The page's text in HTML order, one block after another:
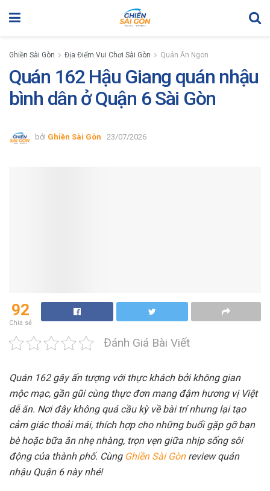
Ghiền Sài Gòn Địa Điểm Vui Chơi Sài Gòn Quán Ăn Ngon
Quán 162 Hậu Giang quán nhậu
bình dân ở Quận 6 Sài Gòn
bởi Ghiền Sài Gòn 23/07/2026
92
Chia sẻ
Đánh Giá Bài Viết
Quán 162 gây ấn tượng với thực khách bởi không gian
mộc mạc, gần gũi cùng thực đơn mang đậm hương vị Việt
dễ ăn. Nơi đây không quá cầu kỳ về bài trí nhưng lại tạo
cảm giác thoải mái, thích hợp cho những buổi gặp gỡ bạn
bè hoặc bữa ăn nhẹ nhàng, trọn vẹn giữa nhịp sống sôi
động của thành phố. Cùng Ghiền Sài Gònreview quán
nhậu Quận 6 này nhé!